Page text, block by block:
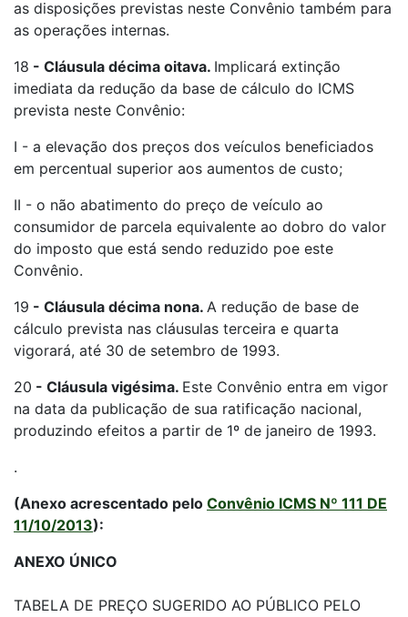
as disposições previstas neste Convênio também para
as operações internas.
18 - Cláusula décima oitava. Implicará extinção
imediata da redução da base de cálculo do ICMS
prevista neste Convênio:
I - a elevação dos preços dos veículos beneficiados
em percentual superior aos aumentos de custo;
II - o não abatimento do preço de veículo ao
consumidor de parcela equivalente ao dobro do valor
do imposto que está sendo reduzido poe este
Convênio.
19 - Cláusula décima nona. A redução de base de
cálculo prevista nas cláusulas terceira e quarta
vigorará, até 30 de setembro de 1993.
20 - Cláusula vigésima. Este Convênio entra em vigor
na data da publicação de sua ratificação nacional,
produzindo efeitos a partir de 1º de janeiro de 1993.
.
(Anexo acrescentado pelo Convênio ICMS Nº 111 DE
11/10/2013):
ANEXO ÚNICO
TABELA DE PREÇO SUGERIDO AO PÚBLICO PELO